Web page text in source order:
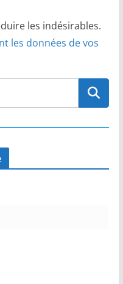
les indésirables.
les données de vos